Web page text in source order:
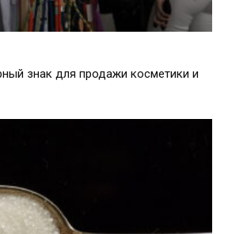
знак для продажи косметики и